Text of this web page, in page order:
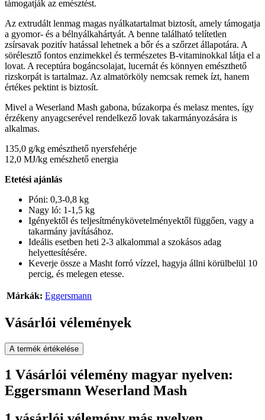
támogatják az emésztést.
Az extrudált lenmag magas nyálkatartalmat biztosít, amely támogatja
a gyomor- és a bélnyálkahártyát. A benne található telítetlen
zsírsavak pozitív hatással lehetnek a bőr és a szőrzet állapotára. A
sörélesztő fontos enzimekkel és természetes B-vitaminokkal látja el a
lovat. A receptúra bogáncsolajat, lucernát és könnyen emészthető
rizskorpát is tartalmaz. Az almatörköly nemcsak remek ízt, hanem
értékes pektint is biztosít.
Mivel a Weserland Mash gabona, búzakorpa és melasz mentes, így
érzékeny anyagcserével rendelkező lovak takarmányozására is
alkalmas.
135,0 g/kg emészthető nyersfehérje
12,0 MJ/kg emészhető energia
Etetési ajánlás
Póni: 0,3-0,8 kg
Nagy ló: 1-1,5 kg
Igényektől és teljesítménykövetelményektől függően, vagy a
takarmány javításához.
Ideális esetben heti 2-3 alkalommal a szokásos adag
helyettesítésére.
Keverje össze a Masht forró vízzel, hagyja állni körülbelül 10
percig, és melegen etesse.
Márkák: Eggersmann
Vásárlói vélemények
A termék értékelése
1 Vásárlói vélemény magyar nyelven:
Eggersmann Weserland Mash